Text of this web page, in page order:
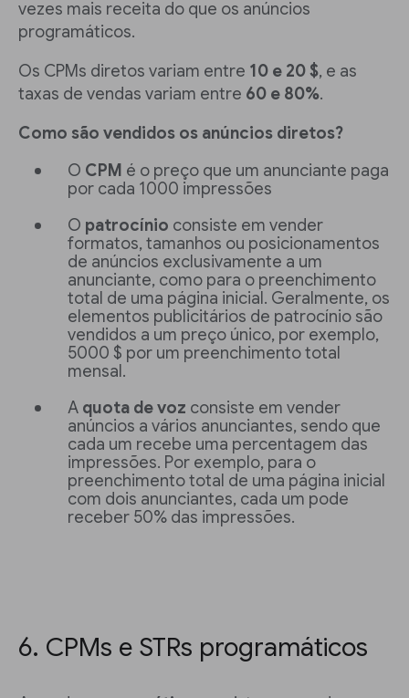
vezes mais receita do que os anúncios
programáticos.
Os CPMs diretos variam entre 10 e 20 $, e as
taxas de vendas variam entre 60 e 80%.
Como são vendidos os anúncios diretos?
O CPM é o preço que um anunciante paga
por cada 1000 impressões
O patrocínio consiste em vender
formatos, tamanhos ou posicionamentos
de anúncios exclusivamente a um
anunciante, como para o preenchimento
total de uma página inicial. Geralmente, os
elementos publicitários de patrocínio são
vendidos a um preço único, por exemplo,
5000 $ por um preenchimento total
mensal.
A quota de voz consiste em vender
anúncios a vários anunciantes, sendo que
cada um recebe uma percentagem das
impressões. Por exemplo, para o
preenchimento total de uma página inicial
com dois anunciantes, cada um pode
receber 50% das impressões.
6. CPMs e STRs programáticos